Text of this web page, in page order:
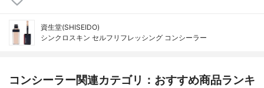
資生堂(SHISEIDO)
シンクロスキン セルフリフレッシング コンシーラー
コンシーラー関連カテゴリ：おすすめ商品ランキ